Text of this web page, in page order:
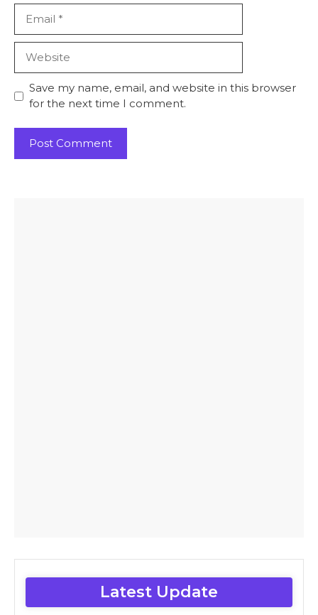
Save my name, email, and website in this browser
for the next time I comment.
Latest Update